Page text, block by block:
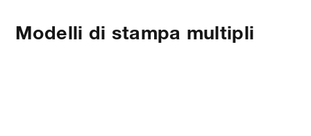
Modelli di stampa multipli